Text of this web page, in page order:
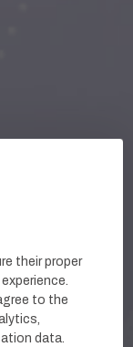
their proper
to the
data.
újítunk. Ezért
hogy olyan
amelyek
arra, hogy
bizalmát, és